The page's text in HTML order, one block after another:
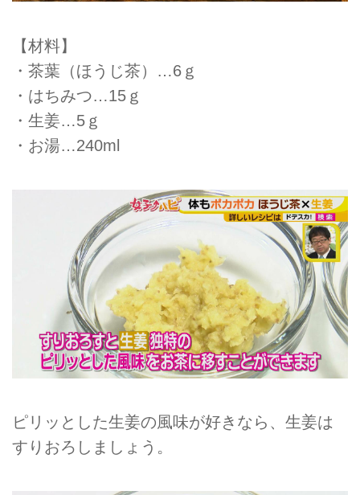
【材料】
・茶葉（ほうじ茶）…6ｇ
・はちみつ…15ｇ
・生姜…5ｇ
・お湯…240ml
ピリッとした生姜の風味が好きなら、生姜は
すりおろしましょう。